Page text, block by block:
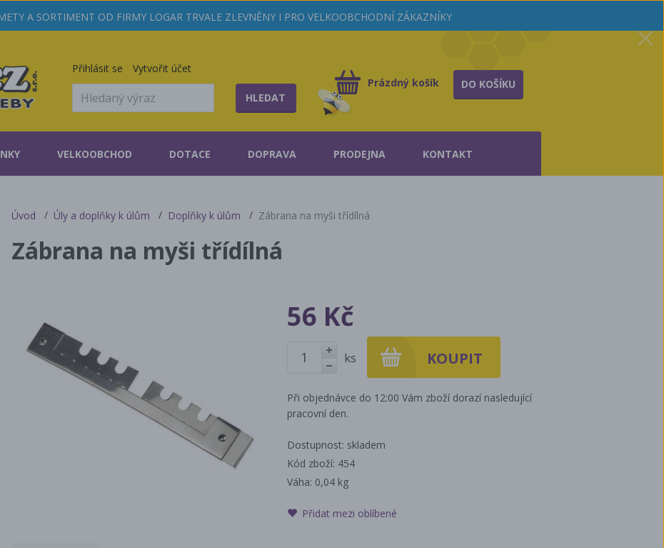
A SORTIMENT OD FIRMY LOGAR TRVALE ZLEVNĚNY I PRO VELKOOBCHODNÍ ZÁKAZNÍKY
Přihlásit se Vytvořit účet
HLEDAT
Prázdný košík DO KOŠÍKU
VELKOOBCHOD DOTACE DOPRAVA PRODEJNA KONTAKT
Úvod Úly a doplňky k úlům Doplňky k úlům Zábrana na myši třídílná
Zábrana na myši třídílná
56 Kč
+
ks
Při objednávce do 12:00 Vám zboží dorazí nasledující
pracovní den.
Dostupnost: skladem
Kód zboží: 454
Váha: 0,04 kg
Přidat mezi oblíbené